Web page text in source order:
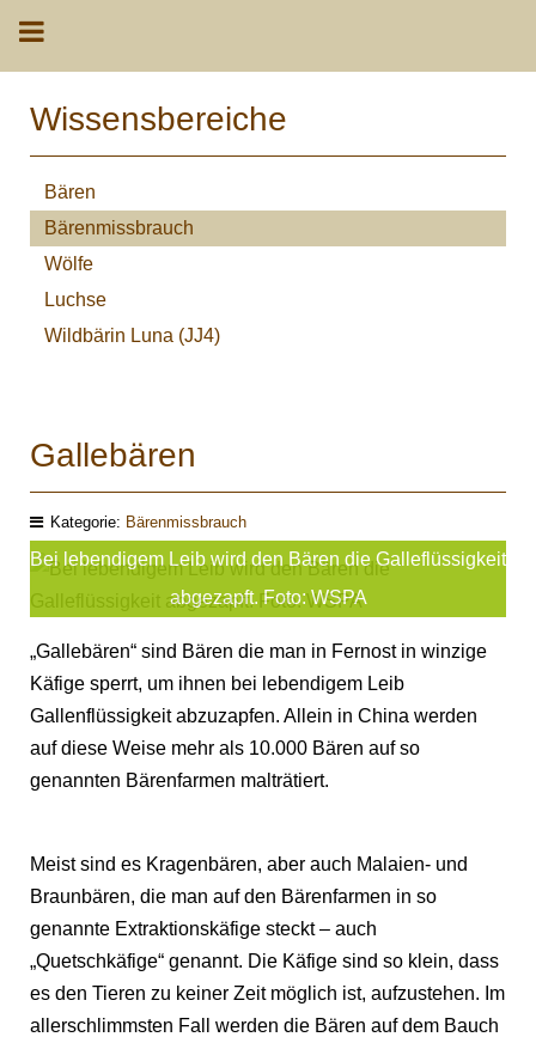
Wissensbereiche
Bären
Bärenmissbrauch
Wölfe
Luchse
Wildbärin Luna (JJ4)
Gallebären
Kategorie: Bärenmissbrauch
Bei lebendigem Leib wird den Bären die Galleflüssigkeit
abgezapft. Foto: WSPA
„Gallebären“ sind Bären die man in Fernost in winzige
Käfige sperrt, um ihnen bei lebendigem Leib
Gallenflüssigkeit abzuzapfen. Allein in China werden
auf diese Weise mehr als 10.000 Bären auf so
genannten Bärenfarmen malträtiert.
Meist sind es Kragenbären, aber auch Malaien- und
Braunbären, die man auf den Bärenfarmen in so
genannte Extraktionskäfige steckt – auch
„Quetschkäfige“ genannt. Die Käfige sind so klein, dass
es den Tieren zu keiner Zeit möglich ist, aufzustehen. Im
allerschlimmsten Fall werden die Bären auf dem Bauch